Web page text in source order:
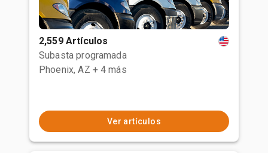
2,559 Artículos
Subasta programada
Phoenix, AZ + 4 más
Ver artículos